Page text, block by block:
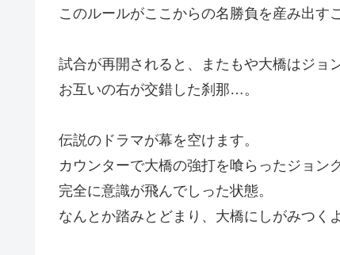
このルールがここからの名勝負を産み出す
試合が再開されると、またもや大橋はジョ
お互いの右が交錯した刹那…。
伝説のドラマが幕を空けます。
カウンターで大橋の強打を喰らったジョン
完全に意識が飛んでしった状態。
なんとか踏みとどまり、大橋にしがみつく